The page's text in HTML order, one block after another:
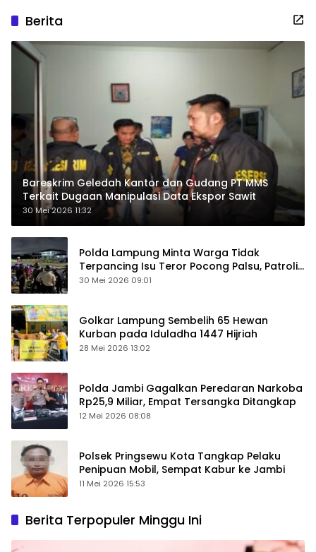
Berita
Bareskrim Geledah Kantor dan Gudang PT MMS
Terkait Dugaan Manipulasi Data Ekspor Sawit
30 Mei 2026 11:32
Polda Lampung Minta Warga Tidak
Terpancing Isu Teror Pocong Palsu, Patroli
Keamanan Ditingkatkan
30 Mei 2026 09:01
Golkar Lampung Sembelih 65 Hewan
Kurban pada Iduladha 1447 Hijriah
28 Mei 2026 13:02
Polda Jambi Gagalkan Peredaran Narkoba
Rp25,9 Miliar, Empat Tersangka Ditangkap
12 Mei 2026 08:08
Polsek Pringsewu Kota Tangkap Pelaku
Penipuan Mobil, Sempat Kabur ke Jambi
11 Mei 2026 15:53
Berita Terpopuler Minggu Ini